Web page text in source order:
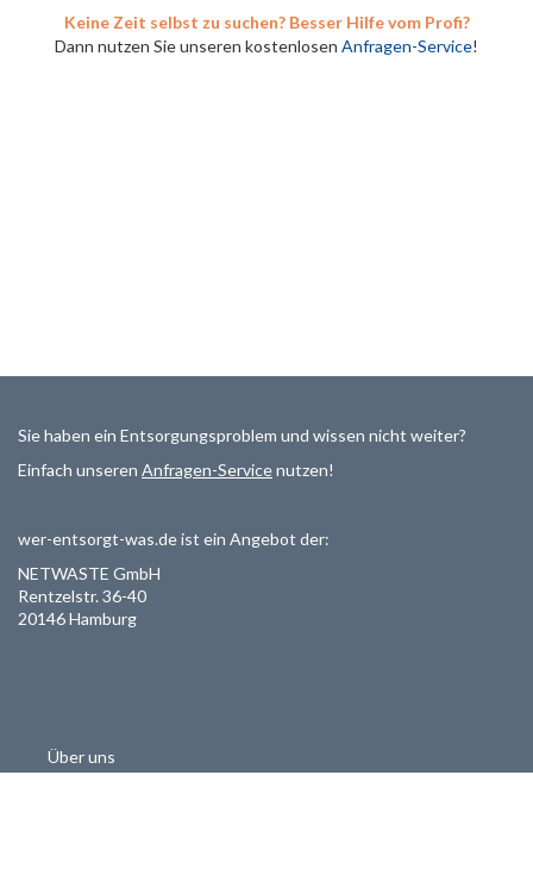
Keine Zeit selbst zu suchen? Besser Hilfe vom Profi?
Dann nutzen Sie unseren kostenlosen Anfragen-Service!
Sie haben ein Entsorgungsproblem und wissen nicht weiter?
Einfach unseren Anfragen-Servicenutzen!
wer-entsorgt-was.de ist ein Angebot der:
NETWASTE GmbH
Rentzelstr. 36-40
20146 Hamburg
Über uns